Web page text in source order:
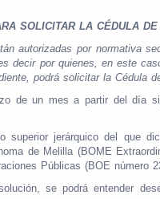
SOLICITAR LA CÉDULA
autorizadas por normativa
decir por quienes, en este
podrá solicitar la Cédula
de un mes a partir del día
jerárquico del que
de Melilla (BOME
Públicas (BOE número
se podrá entender